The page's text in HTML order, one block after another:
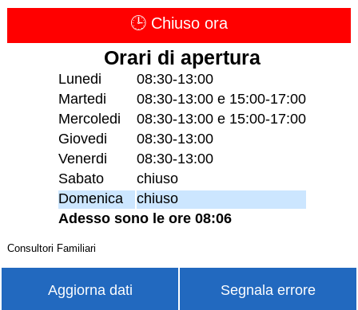
🕒 Chiuso ora
Orari di apertura
Lunedi
08:30-13:00
Martedi
08:30-13:00 e 15:00-17:00
Mercoledi
08:30-13:00 e 15:00-17:00
Giovedi
08:30-13:00
Venerdi
08:30-13:00
Sabato
chiuso
Domenica
chiuso
Adesso sono le ore 08:06
Consultori Familiari
Aggiorna dati Segnala errore